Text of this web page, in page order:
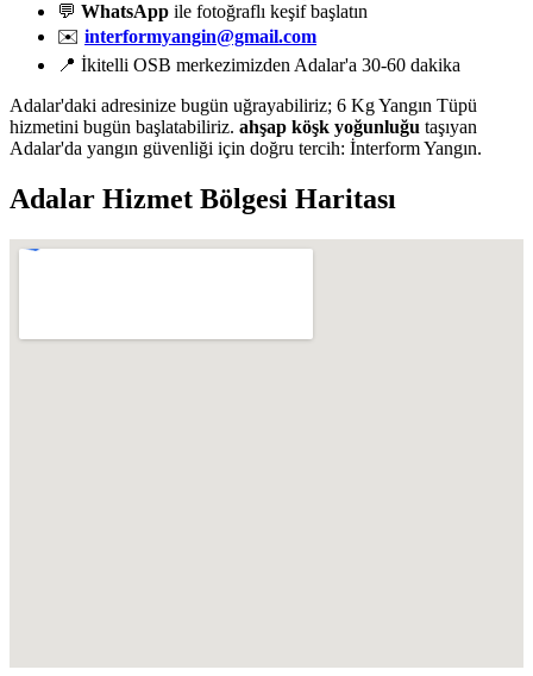
💬 WhatsApp ile fotoğraflı keşif başlatın
✉️ interformyangin@gmail.com
📍 İkitelli OSB merkezimizden Adalar'a 30-60 dakika
Adalar'daki adresinize bugün uğrayabiliriz; 6 Kg Yangın Tüpü
hizmetini bugün başlatabiliriz. ahşap köşk yoğunluğu taşıyan
Adalar'da yangın güvenliği için doğru tercih: İnterform Yangın.
Adalar Hizmet Bölgesi Haritası